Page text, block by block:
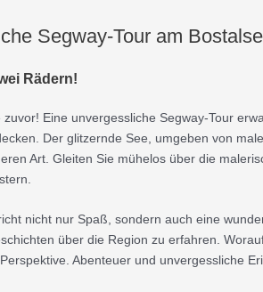
Segway-Tour am
Rädern!
Eine unvergessliche Segway-Tour
Der glitzernde See, umgeben von
Art. Gleiten Sie mühelos über die
nicht nur Spaß, sondern auch eine
über die Region zu erfahren.
Abenteuer und unvergessliche